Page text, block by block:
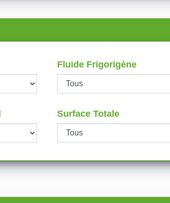
Fluide Frigorigène
Surface Totale